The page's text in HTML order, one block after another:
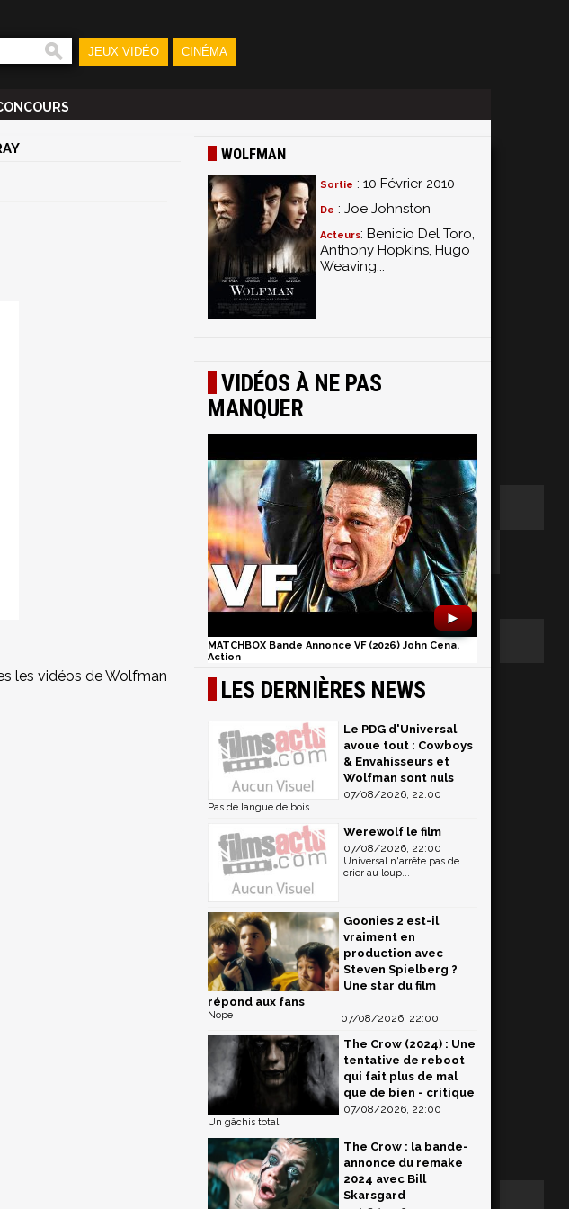
JEUX VIDÉO CINÉMA
les vidéos de Wolfman
WOLFMAN
Sortie : 10 Février 2010
De : Joe Johnston
Acteurs: Benicio Del Toro,
Anthony Hopkins, Hugo
Weaving...
VIDÉOS À NE PAS
MANQUER
►
MATCHBOX Bande Annonce VF (2026) John Cena,
Action
LES DERNIÈRES NEWS
Le PDG d'Universal
avoue tout : Cowboys
& Envahisseurs et
Wolfman sont nuls
07/08/2026, 22:00
Pas de langue de bois...
Werewolf le film
07/08/2026, 22:00
Universal n'arrête pas de
crier au loup...
Goonies 2 est-il
vraiment en
production avec
Steven Spielberg ?
Une star du film
répond aux fans
07/08/2026, 22:00
Nope
The Crow (2024) : Une
tentative de reboot
qui fait plus de mal
que de bien - critique
07/08/2026, 22:00
Un gâchis total
The Crow : la bande-
annonce du remake
2024 avec Bill
Skarsgard